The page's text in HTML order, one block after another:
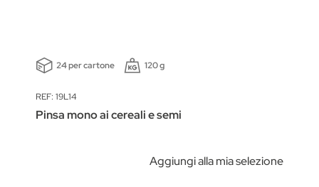
24 per cartone 120 g
REF: 19L14
Pinsa mono ai cereali e semi
Aggiungi alla mia selezione